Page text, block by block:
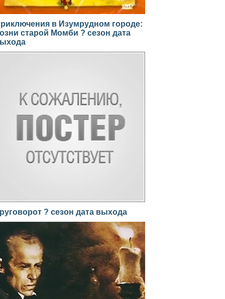
в Изумрудном городе:
старой Момби ? сезон дата
? сезон дата выхода